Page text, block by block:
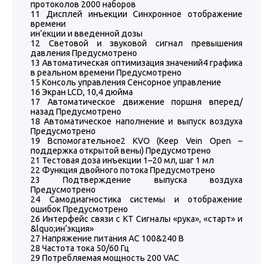
протоколов 2000 наборов
11 Дисплей инъекции Синхронное отображение
времени
ин’екции и введенной дозы
12 Световой и звуковой сигнал превышения
давления Предусмотрено
13 Автоматическая оптимизация значений4 графика
в реальном времени Предусмотрено
15 Консоль управления Сенсорное управление
16 Экран LCD, 10,4 дюйма
17 Автоматическое движение поршня вперед/
назад Предусмотрено
18 Автоматическое наполнение и выпуск воздуха
Предусмотрено
19 Вспомогательное2 KVO (Keep Vein Open –
поддержка открытой вены) Предусмотрено
21 Тестовая доза инъекции 1–20 мл, шаг 1 мл
22 Функция двойного потока Предусмотрено
23 Подтверждение выпуска воздуха
Предусмотрено
24 Самодиагностика системы и отображение
ошибок Предусмотрено
26 Интерфейс связи с КТ Сигналы «рука», «старт» и
&lquo;ин’экция»
27 Напряжение питания AC 100&240 В
28 Частота тока 50/60 Гц
29 Потребляемая мощность 200 VAC